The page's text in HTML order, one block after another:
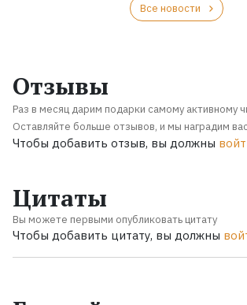
Все новости
Отзывы
Раз в месяц дарим подарки самому активному
Оставляйте больше отзывов, и мы наградим
Чтобы добавить отзыв, вы должны
Цитаты
Вы можете первыми опубликовать цитату
Чтобы добавить цитату, вы должны